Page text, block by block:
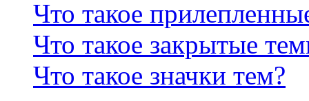
Что такое
Что такое закрытые
Что такое значки тем?